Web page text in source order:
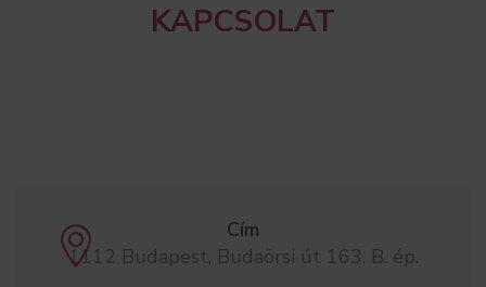
KAPCSOLAT
Cím
1112 Budapest, Budaörsi út 163. B. ép.